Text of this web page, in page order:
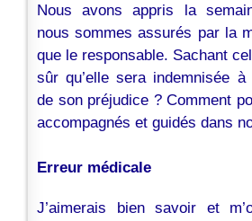
Nous avons appris la
nous sommes assurés par la
que le responsable. Sachant
sûr qu’elle sera indemnisée
de son préjudice ? Comment
accompagnés et guidés dans
Erreur médicale
J’aimerais bien savoir et